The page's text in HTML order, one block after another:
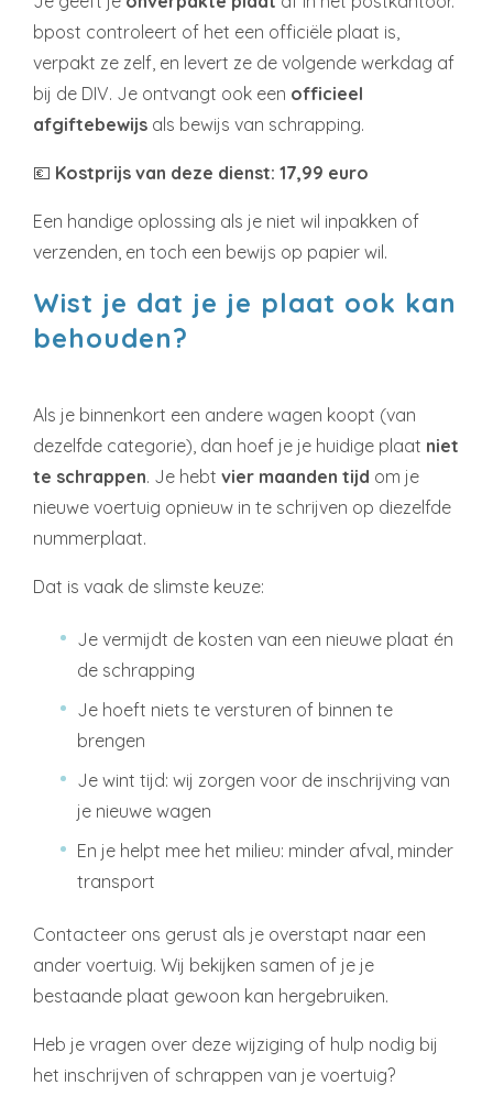
bpost controleert of het een officiële plaat is,
verpakt ze zelf, en levert ze de volgende werkdag af
bij de DIV. Je ontvangt ook een officieel
afgiftebewijs als bewijs van schrapping.
💶 Kostprijs van deze dienst: 17,99 euro
Een handige oplossing als je niet wil inpakken of
verzenden, en toch een bewijs op papier wil.
Wist je dat je je plaat ook kan
behouden?
Als je binnenkort een andere wagen koopt (van
dezelfde categorie), dan hoef je je huidige plaat niet
te schrappen. Je hebt vier maanden tijd om je
nieuwe voertuig opnieuw in te schrijven op diezelfde
nummerplaat.
Dat is vaak de slimste keuze:
Je vermijdt de kosten van een nieuwe plaat én
de schrapping
Je hoeft niets te versturen of binnen te
brengen
Je wint tijd: wij zorgen voor de inschrijving van
je nieuwe wagen
En je helpt mee het milieu: minder afval, minder
transport
Contacteer ons gerust als je overstapt naar een
ander voertuig. Wij bekijken samen of je je
bestaande plaat gewoon kan hergebruiken.
Heb je vragen over deze wijziging of hulp nodig bij
het inschrijven of schrappen van je voertuig?